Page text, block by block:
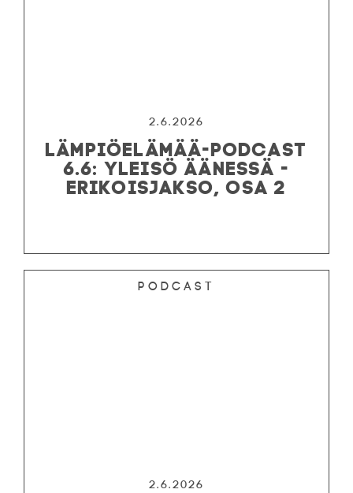
2.6.2026
LÄMPIÖELÄMÄÄ-PODCAST
6.6: YLEISÖ ÄÄNESSÄ -
ERIKOISJAKSO, OSA 2
Podcast
2.6.2026